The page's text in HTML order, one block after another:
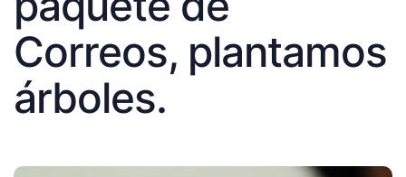
Correos, plantamos
árboles.